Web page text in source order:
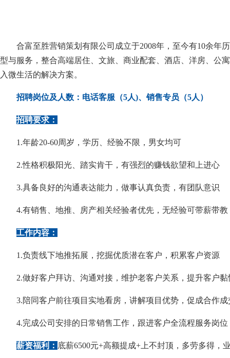
合富至胜营销策划有限公司成立于2008年，至今有10余年
型与服务，整合高端居住、文旅、商业配套、酒店、洋房、公
入微生活的解决方案。
招聘岗位及人数：电话客服（5人)、销售专员（5人）
招聘要求：
1.年龄20-60周岁，学历、经验不限，男女均可
2.性格积极阳光、踏实肯干，有强烈的赚钱欲望和上进心
3.具备良好的沟通表达能力，做事认真负责，有团队意识
4.有销售、地推、房产相关经验者优先，无经验可带薪带教
工作内容：
1.负责线下地推拓展，挖掘优质潜在客户，积累客户资源
2.做好客户拜访、沟通对接，维护老客户关系，提升客户黏
3.陪同客户前往项目实地看房，讲解项目优势，促成合作成
4.完成公司安排的日常销售工作，跟进客户全流程服务岗位
薪资福利： 底薪6500元+高额提成+上不封顶，多劳多得